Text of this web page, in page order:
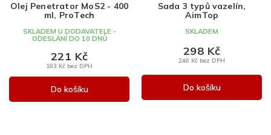
Olej Penetrator MoS2 - 400
ml, ProTech
SKLADEM U DODAVATELE -
ODESLÁNÍ DO 10 DNŮ
183 Kč bez DPH
221 Kč
Do košíku
Sada 3 typů vazelín,
AimTop
SKLADEM
246 Kč bez DPH
298 Kč
Do košíku